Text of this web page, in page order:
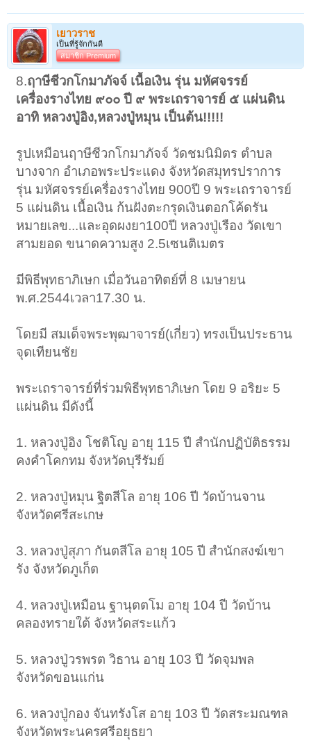
เยาวราช
เป็นที่รู้จักกันดี
สมาชิก Premium
8.ฤาษีชีวกโกมาภัจจ์ เนื้อเงิน รุ่น มหัศจรรย์
เครื่องรางไทย ๙๐๐ ปี ๙ พระเถราจารย์ ๕ แผ่นดิน
อาทิ หลวงปู่อิง,หลวงปู่หมุน เป็นต้น!!!!!
รูปเหมือนฤาษีชีวกโกมาภัจจ์ วัดชมนิมิตร ตำบล
บางจาก อำเภอพระประแดง จังหวัดสมุทรปราการ
รุ่น มหัศจรรย์เครื่องรางไทย 900ปี 9 พระเถราจารย์
5 แผ่นดิน เนื้อเงิน ก้นฝังตะกรุดเงินตอกโค้ดรัน
หมายเลข...และอุดผงยา100ปี หลวงปู่เรือง วัดเขา
สามยอด ขนาดความสูง 2.5เซนติเมตร
มีพิธีพุทธาภิเษก เมื่อวันอาทิตย์ที่ 8 เมษายน
พ.ศ.2544เวลา17.30 น.
โดยมี สมเด็จพระพุฒาจารย์(เกี่ยว) ทรงเป็นประธาน
จุดเทียนชัย
พระเถราจารย์ที่ร่วมพิธีพุทธาภิเษก โดย 9 อริยะ 5
แผ่นดิน มีดังนี้
1. หลวงปู่อิง โชติโญ อายุ 115 ปี สำนักปฏิบัติธรรม
คงคำโคกทม จังหวัดบุรีรัมย์
2. หลวงปู่หมุน ฐิตสีโล อายุ 106 ปี วัดบ้านจาน
จังหวัดศรีสะเกษ
3. หลวงปู่สุภา กันตสีโล อายุ 105 ปี สำนักสงฆ์เขา
รัง จังหวัดภูเก็ต
4. หลวงปู่เหมือน ฐานุตตโม อายุ 104 ปี วัดบ้าน
คลองทรายใต้ จังหวัดสระแก้ว
5. หลวงปู่วรพรต วิธาน อายุ 103 ปี วัดจุมพล
จังหวัดขอนแก่น
6. หลวงปู่กอง จันทรังโส อายุ 103 ปี วัดสระมณฑล
จังหวัดพระนครศรีอยุธยา